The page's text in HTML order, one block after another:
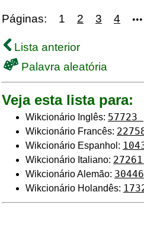
Páginas: 1 2 3 4
Lista anterior
Palavra aleatória
Veja esta lista para:
Wikcionário Inglês: 57723
Wikcionário Francês:
Wikcionário Espanhol:
Wikcionário Italiano:
Wikcionário Alemão:
Wikcionário Holandês: